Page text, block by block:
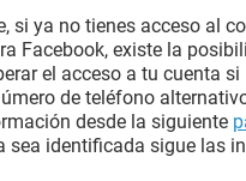
si ya no tienes acceso al
Facebook, existe la
el acceso a tu cuenta
de teléfono
desde la siguiente
sea identificada sigue las